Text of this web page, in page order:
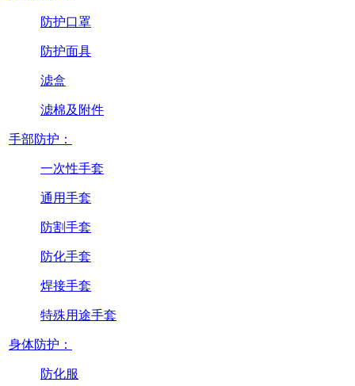
防护口罩
防护面具
滤盒
滤棉及附件
手部防护：
一次性手套
通用手套
防割手套
防化手套
焊接手套
特殊用途手套
身体防护：
防化服